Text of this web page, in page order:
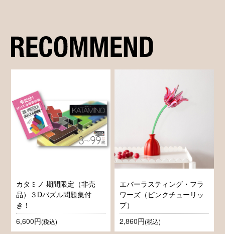
カタミノ 期間限定（非売
品）３Dパズル問題集付
き！
6,600円(税込)
エバーラスティング・フラ
ワーズ（ピンクチューリッ
プ）
2,860円(税込)